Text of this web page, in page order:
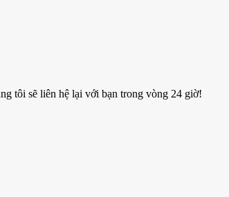
tôi sẽ liên hệ lại với bạn trong vòng 24 giờ!